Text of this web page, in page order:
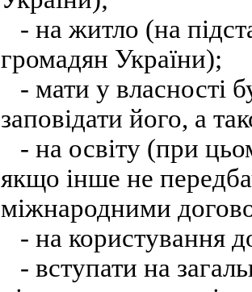
- на житло (на
громадян України);
- мати у власності
заповідати його, а
- на освіту (при
якщо інше не
міжнародними
- на користування
- вступати на